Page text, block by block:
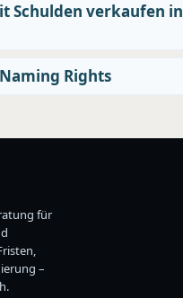
Schulden verkaufen in
Rights
für
–